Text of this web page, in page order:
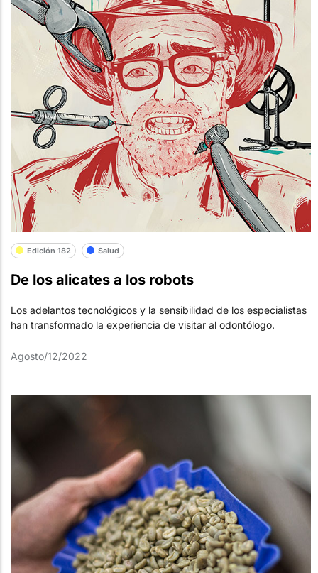
Edición 182 Salud
De los alicates a los robots
Los adelantos tecnológicos y la sensibilidad de los especialistas
han transformado la experiencia de visitar al odontólogo.
Agosto/12/2022